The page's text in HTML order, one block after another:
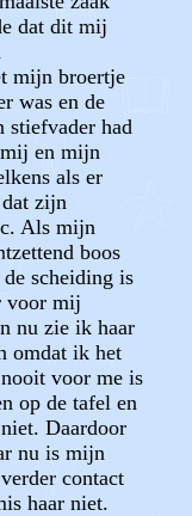
dat dit mij
mijn broertje
was en de
had
en mijn
als er
zijn
Als mijn
boos
scheiding is
voor mij
nu zie ik haar
omdat ik het
voor me is
op de tafel en
Daardoor
nu is mijn
contact
haar niet.